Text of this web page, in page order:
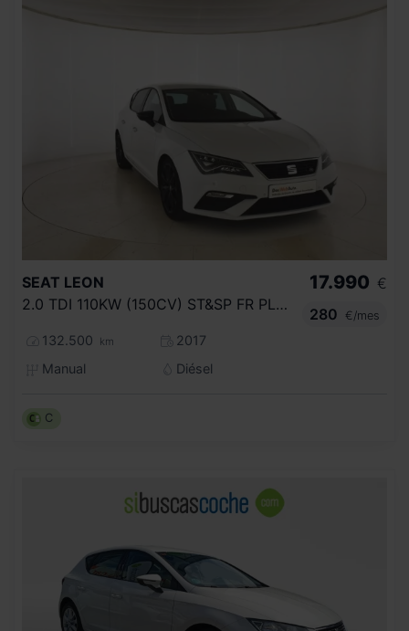
SEAT LEON
2.0 TDI 110KW (150CV) ST&SP FR PLUS
132.500 km
2017
Manual
Diésel
17.990 €
280
€/mes
C